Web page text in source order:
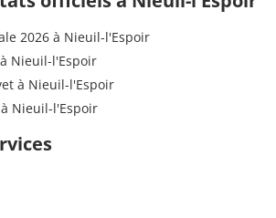
2026 à Nieuil-l'Espoir
Nieuil-l'Espoir
à Nieuil-l'Espoir
Nieuil-l'Espoir